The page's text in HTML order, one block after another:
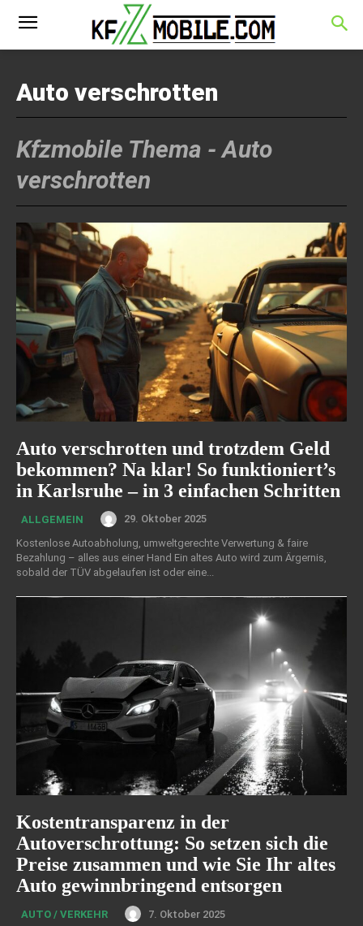
Auto verschrotten
Kfzmobile Thema -Auto
verschrotten
Auto verschrotten und trotzdem Geld
bekommen? Na klar! So funktioniert’s
in Karlsruhe – in 3 einfachen Schritten
ALLGEMEIN
29. Oktober 2025
Kostenlose Autoabholung, umweltgerechte Verwertung & faire
Bezahlung – alles aus einer Hand Ein altes Auto wird zum Ärgernis,
sobald der TÜV abgelaufen ist oder eine...
Kostentransparenz in der
Autoverschrottung: So setzen sich die
Preise zusammen und wie Sie Ihr altes
Auto gewinnbringend entsorgen
AUTO / VERKEHR
7. Oktober 2025